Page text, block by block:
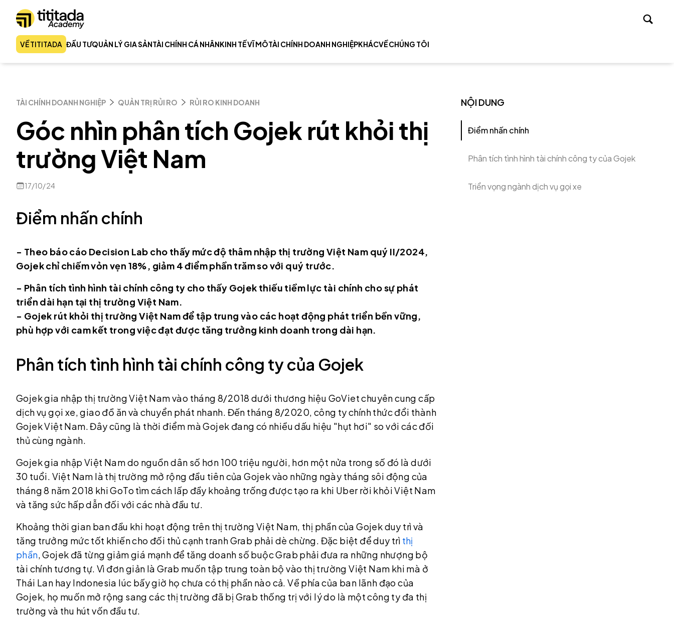
kiếm
VỀ TITITADA ĐẦU TƯQUẢN LÝ GIA SẢNTÀI CHÍNH CÁ NHÂNKINH TẾ VĨ MÔTÀI CHÍNH DOANH NGHIỆPKHÁCVỀ CHÚNG TÔI
TÀI CHÍNH DOANH NGHIỆP QUẢN TRỊ RỦI RO RỦI RO KINH DOANH
Góc nhìn phân tích Gojek rút khỏi thị
trường Việt Nam
17/10/24
NỘI DUNG
Điểm nhấn chính
Phân tích tình hình tài chính công ty của Gojek
Triển vọng ngành dịch vụ gọi xe
Điểm nhấn chính
- Theo báo cáo Decision Lab cho thấy mức độ thâm nhập thị trường Việt Nam quý II/2024,
Gojek chỉ chiếm vỏn vẹn 18%, giảm 4 điểm phần trăm so với quý trước.
- Phân tích tình hình tài chính công ty cho thấy Gojek thiếu tiềm lực tài chính cho sự phát
triển dài hạn tại thị trường Việt Nam.
- Gojek rút khỏi thị trường Việt Nam để tập trung vào các hoạt động phát triển bền vững,
phù hợp với cam kết trong việc đạt được tăng trưởng kinh doanh trong dài hạn.
Phân tích tình hình tài chính công ty của Gojek
Gojek gia nhập thị trường Việt Nam vào tháng 8/2018 dưới thương hiệu GoViet chuyên cung cấp
dịch vụ gọi xe, giao đồ ăn và chuyển phát nhanh. Đến tháng 8/2020, công ty chính thức đổi thành
Gojek Việt Nam. Đây cũng là thời điểm mà Gojek đang có nhiều dấu hiệu "hụt hơi" so với các đối
thủ cùng ngành.
Gojek gia nhập Việt Nam do nguồn dân số hơn 100 triệu người, hơn một nửa trong số đó là dưới
30 tuổi. Việt Nam là thị trường mở rộng đầu tiên của Gojek vào những ngày tháng sôi động của
tháng 8 năm 2018 khi GoTo tìm cách lấp đầy khoảng trống được tạo ra khi Uber rời khỏi Việt Nam
và tăng sức hấp dẫn đối với các nhà đầu tư.
Khoảng thời gian ban đầu khi hoạt động trên thị trường Việt Nam, thị phần của Gojek duy trì và
tăng trưởng mức tốt khiến cho đối thủ cạnh tranh Grab phải dè chừng. Đặc biệt để duy trì thị
phần, Gojek đã từng giảm giá mạnh để tăng doanh số buộc Grab phải đưa ra những nhượng bộ
tài chính tương tự. Vì đơn giản là Grab muốn tập trung toàn bộ vào thị trường Việt Nam khi mà ở
Thái Lan hay Indonesia lúc bấy giờ họ chưa có thị phần nào cả. Về phía của ban lãnh đạo của
Gojek, họ muốn mở rộng sang các thị trường đã bị Grab thống trị với lý do là một công ty đa thị
trường và thu hút vốn đầu tư.